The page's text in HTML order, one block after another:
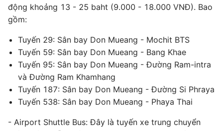
động khoảng 13 - 25 baht (9.000 - 18.000 VNĐ). Bao
gồm:
Tuyến 29: Sân bay Don Mueang - Mochit BTS
Tuyến 59: Sân bay Don Mueang - Bang Khae
Tuyến 95: Sân bay Don Mueang - Đường Ram-intra
và Đường Ram Khamhang
Tuyến 187: Sân bay Don Mueang - Đường Si Phraya
Tuyến 538: Sân bay Don Mueang - Phaya Thai
- Airport Shuttle Bus: Đây là tuyến xe trung chuyển